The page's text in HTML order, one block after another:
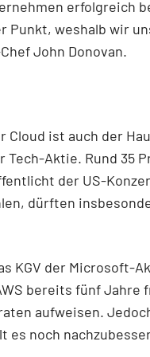
erfolgreich
Punkt, weshalb wir
John Donovan.
Cloud ist auch der
Aktie. Rund 35
der US-
dürften
KGV der Microsoft-
bereits fünf Jahre
aufweisen.
es noch